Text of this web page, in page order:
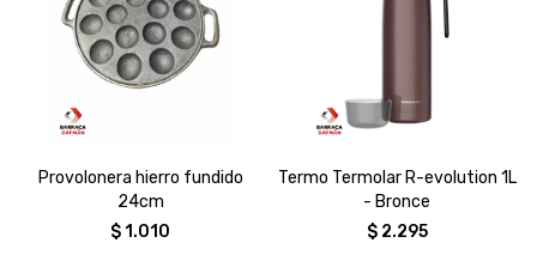
Provolonera hierro fundido
24cm
$1.010
Termo Termolar R-evolution 1L
- Bronce
$ 2.295